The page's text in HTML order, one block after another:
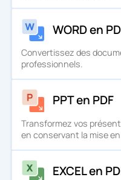
WORD en
Convertissez des
professionnels.
PPT en PDF
Transformez vos
en conservant la mise
EXCEL en